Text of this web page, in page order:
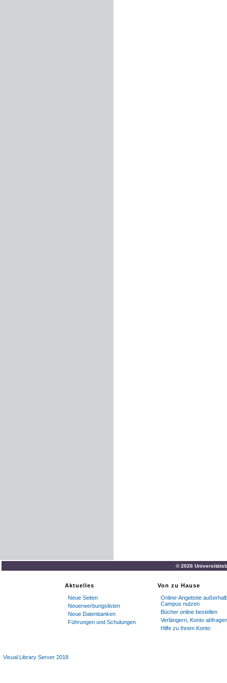
© 2026
Aktuelles
Neue Seiten
Neuerwerbungslisten
Neue Datenbanken
Führungen und Schulungen
Von zu Hause
Online-Angebote
Campus nutzen
Bücher online bestellen
Verlängern, Konto abfragen
Hilfe zu Ihrem Konto
Visual Library Server 2018